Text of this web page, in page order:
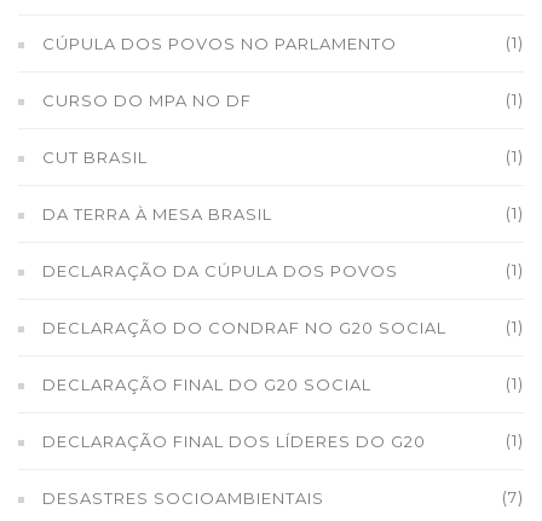
CÚPULA DOS POVOS NO PARLAMENTO (1)
CURSO DO MPA NO DF (1)
CUT BRASIL (1)
DA TERRA À MESA BRASIL (1)
DECLARAÇÃO DA CÚPULA DOS POVOS (1)
DECLARAÇÃO DO CONDRAF NO G20 SOCIAL (1)
DECLARAÇÃO FINAL DO G20 SOCIAL (1)
DECLARAÇÃO FINAL DOS LÍDERES DO G20 (1)
DESASTRES SOCIOAMBIENTAIS (7)